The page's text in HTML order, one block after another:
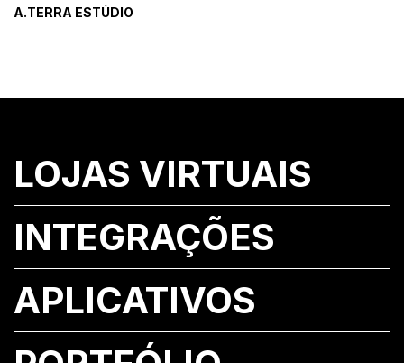
A.TERRA ESTÚDIO
LOJAS VIRTUAIS
INTEGRAÇÕES
APLICATIVOS